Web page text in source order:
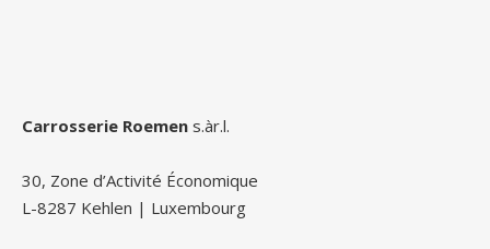
Carrosserie Roemen s.àr.l.
30, Zone d’Activité Économique
L-8287 Kehlen | Luxembourg